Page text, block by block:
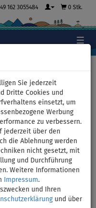
Sie jederzeit
Dritte Cookies und
einsetzt, um
Werbung
zu verbessern.
jederzeit über den
die Ablehnung werden
nicht gesetzt, mit
und Durchführung
Weitere Informationen
Impressum.
und Ihren
und über
162 3055484 0 Stk.
380 -
1-Person -